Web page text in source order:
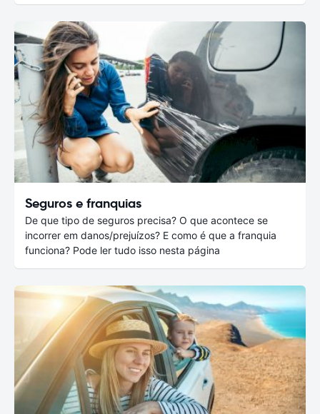
Seguros e franquias
De que tipo de seguros precisa? O que acontece se
incorrer em danos/prejuízos? E como é que a franquia
funciona? Pode ler tudo isso nesta página